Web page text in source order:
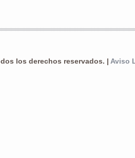
los derechos reservados. | Aviso